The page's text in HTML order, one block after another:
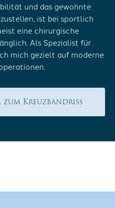
und das gewohnte
ist bei sportlich
eine chirurgische
Als Spezialist für
mich gezielt auf moderne
zum Kreuzbandriss